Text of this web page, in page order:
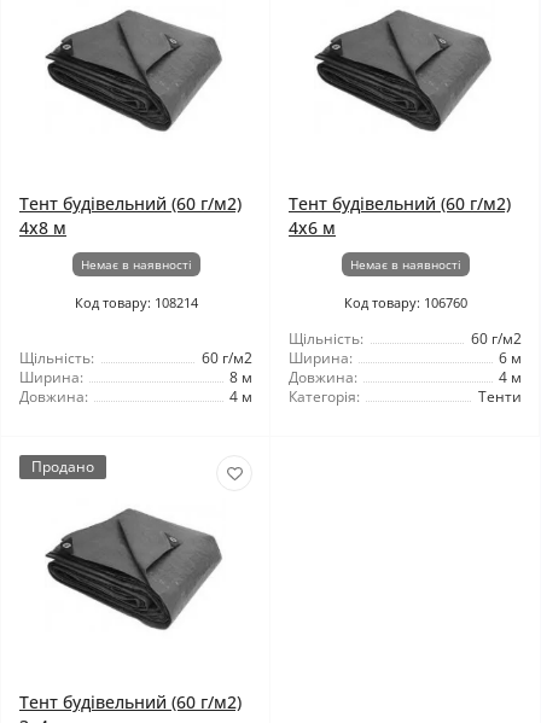
Тент будівельний (60 г/м2)
4x8 м
Немає в наявності
Код товару: 108214
Щільність:
60 г/м2
Ширина:
8 м
Довжина:
4 м
Тент будівельний (60 г/м2)
4x6 м
Немає в наявності
Код товару: 106760
Щільність:
60 г/м2
Ширина:
6 м
Довжина:
4 м
Категорія:
Тенти
Продано
Тент будівельний (60 г/м2)